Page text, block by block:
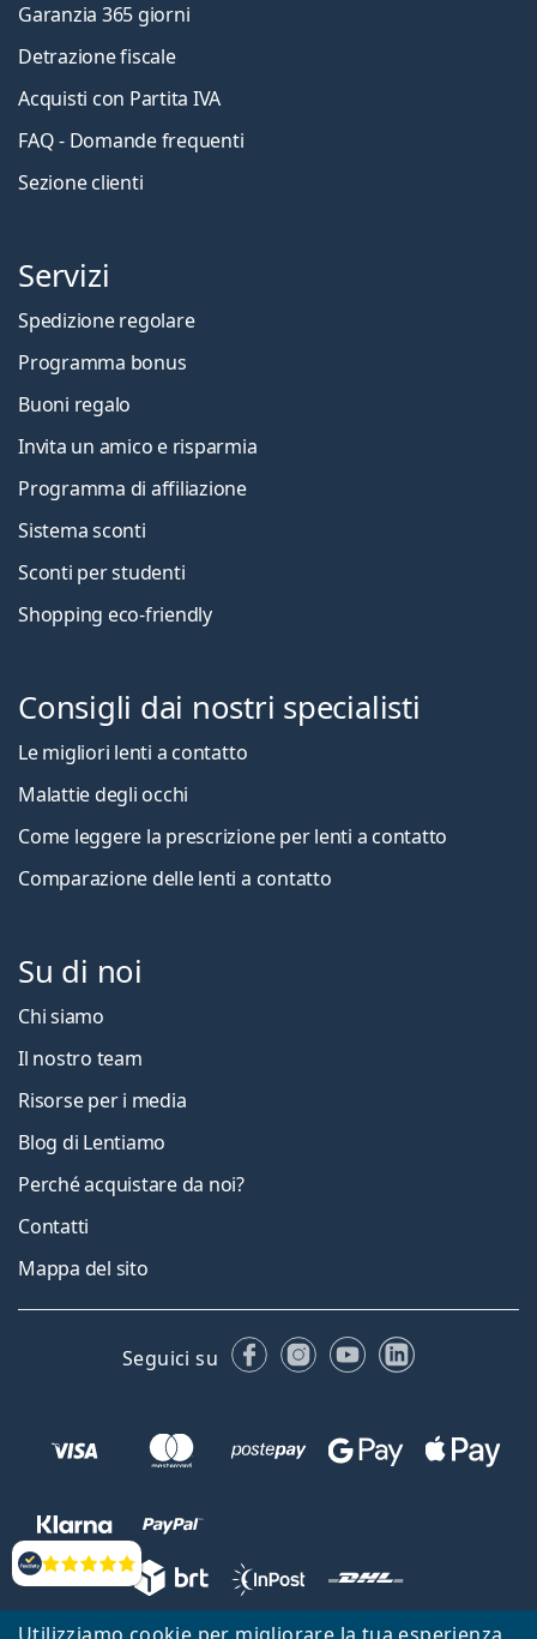
Valutazione
Garanzia 365 giorni
Detrazione fiscale
Acquisti con Partita IVA
FAQ - Domande frequenti
Sezione clienti
Servizi
Spedizione regolare
Programma bonus
Buoni regalo
Invita un amico e risparmia
Programma di affiliazione
Sistema sconti
Sconti per studenti
Shopping eco-friendly
Consigli dai nostri specialisti
Le migliori lenti a contatto
Malattie degli occhi
Come leggere la prescrizione per lenti a contatto
Comparazione delle lenti a contatto
Su di noi
Chi siamo
Il nostro team
Risorse per i media
Blog di Lentiamo
Perché acquistare da noi?
Contatti
Mappa del sito
Seguici su FacebookInstagram
YouTubeLinkedIn